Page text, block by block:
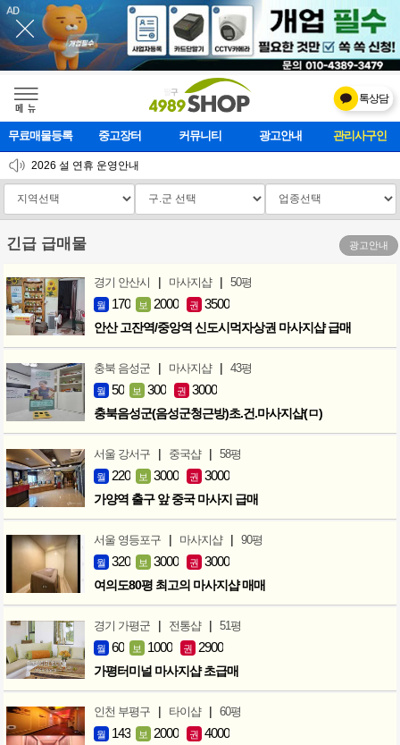
메    뉴
톡상담
무료매물등록 중고장터 커뮤니티 광고안내 마사지클럽
2026 설 연휴 운영안내
[업데이트]모바일 하단 고정메뉴 추가
[업데이트] 개선사항 안내
긴급 급매물 광고안내
경기 안산시 | 마사지샵 | 50평
월 170 보 2000 권 3500
안산 고잔역/중앙역 신도시먹자상권 마사지샵 급매
충북 음성군 | 마사지샵 | 43평
월 50 보 300 권 3000
충북음성군(음성군청근방)초.건.마사지샵(ㅁ)
서울 강서구 | 중국샵 | 58평
월 220 보 3000 권 3000
가양역 출구 앞 중국 마사지 급매
서울 영등포구 | 마사지샵 | 90평
월 320 보 3000 권 3000
여의도80평 최고의 마사지샵 매매
경기 가평군 | 전통샵 | 51평
월 60 보 1000 권 2900
가평터미널 마사지샵 초급매
인천 부평구 | 타이샵 | 60평
월 143 보 2000 권 4000